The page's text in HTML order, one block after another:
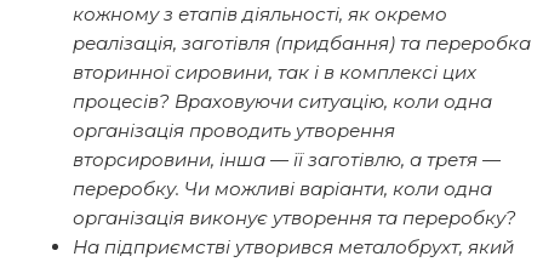
кожному з етапів діяльності, як окремо
реалізація, заготівля (придбання) та переробка
вторинної сировини, так і в комплексі цих
процесів? Враховуючи ситуацію, коли одна
організація проводить утворення
вторсировини, інша — її заготівлю, а третя —
переробку. Чи можливі варіанти, коли одна
організація виконує утворення та переробку?
На підприємстві утворився металобрухт, який